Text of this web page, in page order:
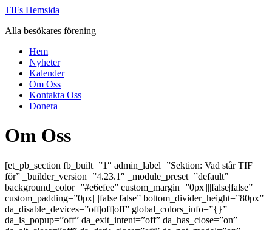
Hoppa
innehåll
TIFs Hemsida
Alla besökares förening
Hem
Nyheter
Kalender
Om Oss
Kontakta Oss
Donera
Om Oss
[et_pb_section fb_built=”1″ admin_label=”Sektion: Vad står TIF
för” _builder_version=”4.23.1″ _module_preset=”default”
background_color=”#e6efee” custom_margin=”0px||||false|false”
custom_padding=”0px||||false|false” bottom_divider_height=”80px”
da_disable_devices=”off|off|off” global_colors_info=”{}”
da_is_popup=”off” da_exit_intent=”off” da_has_close=”on”